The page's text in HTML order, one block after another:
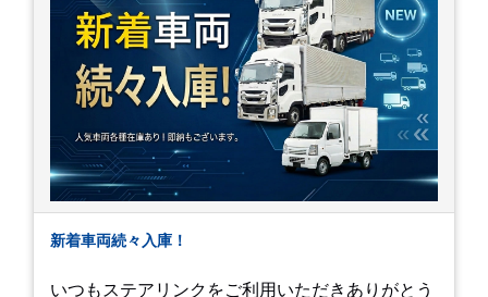
新着車両続々入庫！
いつもステアリンクをご利用いただきありがとう